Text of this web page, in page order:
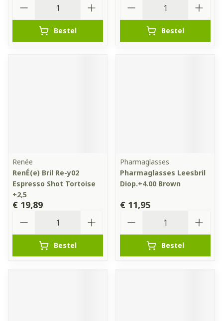
Bestel Bestel
Renée
RenÉ(e) Bril Re-y02
Espresso Shot Tortoise
+2,5
€ 19,89
Bestel
Pharmaglasses
Pharmaglasses Leesbril
Diop.+4.00 Brown
€ 11,95
Bestel